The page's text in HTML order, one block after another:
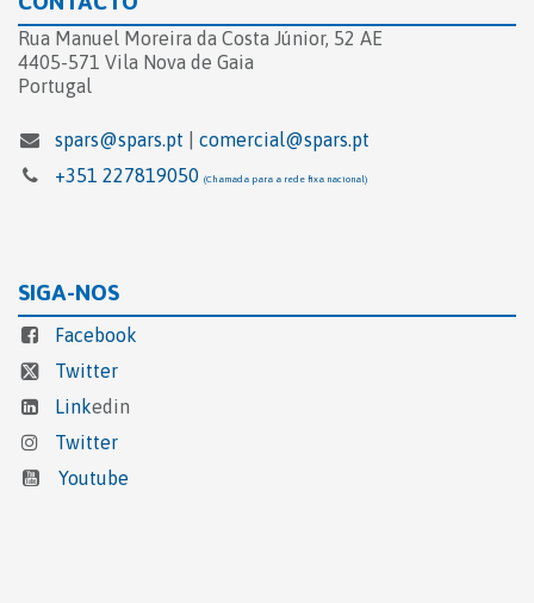
Rua Manuel Moreira da Costa Júnior, 52 AE
4405-571 Vila Nova de Gaia
Portugal
spars@spars.pt
comercial@spars.pt
+351 227819050 (Chamada para a rede fixa nacional)
SIGA-NOS
Facebook
Twitter
Linkedin
Twitter
Youtube